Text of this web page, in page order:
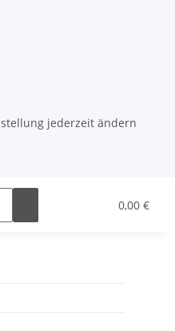
jederzeit ändern
0,00 €
ST